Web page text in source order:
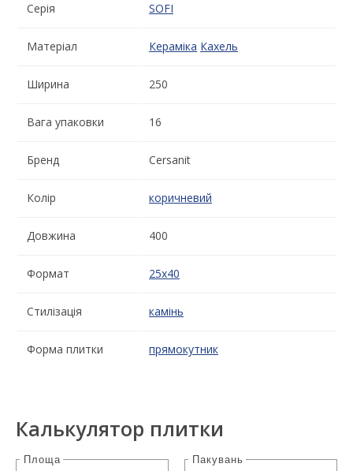
Серія SOFI
Матеріал Кераміка Кахель
Ширина 250
Вага упаковки 16
Бренд Cersanit
Колір коричневий
Довжина 400
Формат 25x40
Стилізація камінь
Форма плитки прямокутник
Калькулятор плитки
Площа Пакувань